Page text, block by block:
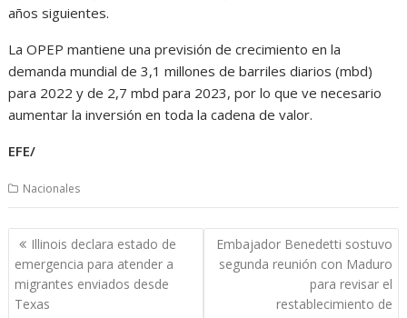
años siguientes.
La OPEP mantiene una previsión de crecimiento en la
demanda mundial de 3,1 millones de barriles diarios (mbd)
para 2022 y de 2,7 mbd para 2023, por lo que ve necesario
aumentar la inversión en toda la cadena de valor.
EFE/
Nacionales
Navegación
de
entradas
Illinois declara estado de
emergencia para atender a
migrantes enviados desde
Texas
Embajador Benedetti sostuvo
segunda reunión con Maduro
para revisar el
restablecimiento de